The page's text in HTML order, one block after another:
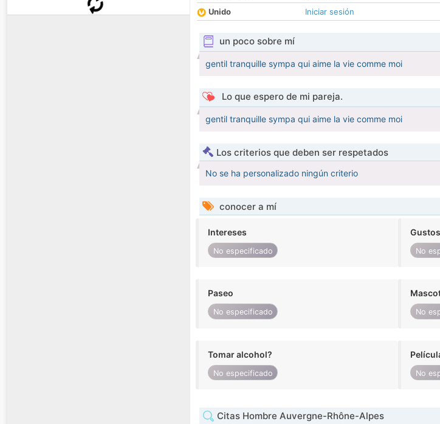
Unido
Iniciar sesión
un poco sobre mí
gentil tranquille sympa qui aime la vie comme moi
Lo que espero de mi pareja.
gentil tranquille sympa qui aime la vie comme moi
Los criterios que deben ser respetados
No se ha personalizado ningún criterio
conocer a mí
Intereses
No especificado No
Paseo
No especificado No
Tomar alcohol?
No especificado No
Citas Hombre Auvergne-Rhône-Alpes